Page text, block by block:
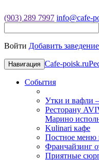
(903) 289 7997 info@cafe-
Войти Добавить заведение
Навигация Cafe-poisk.ru
События
Утки и вафли
Ресторану
Марино
Kulinari кафе
Постное меню
Франчайзинг
Приятные